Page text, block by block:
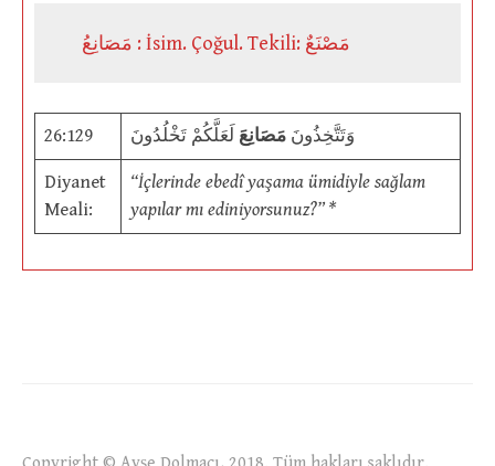
مَصَانِعُ : İsim. Çoğul. Tekili: مَصْنَعٌ
26:129 وَتَتَّخِذُونَ مَصَانِعَ لَعَلَّكُمْ تَخْلُدُونَ
Diyanet
Meali:
“İçlerinde ebedî yaşama ümidiyle sağlam
yapılar mı ediniyorsunuz?” *